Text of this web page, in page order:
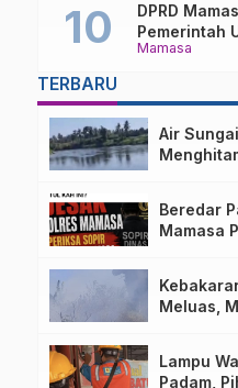
Mamasa
DPRD
Pemerintah
TERBARU
Air
Beredar
Mamasa
Meluas,
Lampu
Padam,